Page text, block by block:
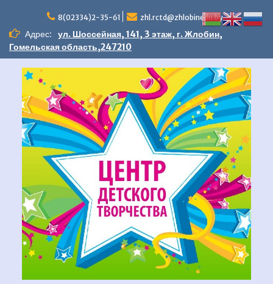
содержимому
8(02334)2-35-61 zhl.rctd@zhlobinedu.by
Адрес:
ул. Шоссейная, 141, 3 этаж, г. Жлобин,
Гомельская область,247210